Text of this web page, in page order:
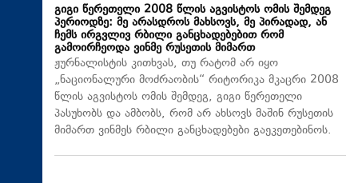
გიგი წერეთელი 2008 წლის აგვისტოს ომის შემდეგ
პერიოდზე: მე არასდროს მახსოვს, მე პირადად, ან
ჩემს ირგვლივ რბილი განცხადებებით რომ
გამოირჩეოდა ვინმე რუსეთის მიმართ
ჟურნალისტის კითხვას, თუ რატომ არ იყო
„ნაციონალური მოძრაობის“ რიტორიკა მკაცრი 2008
წლის აგვისტოს ომის შემდეგ, გიგი წერეთელი
პასუხობს და ამბობს, რომ არ ახსოვს მაშინ რუსეთის
მიმართ ვინმეს რბილი განცხადებები გაეკეთებინოს.